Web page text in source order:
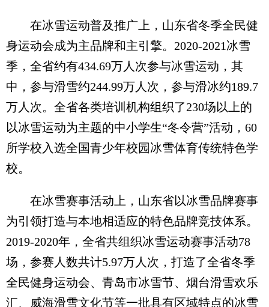
在冰雪运动普及推广上，山东省冬季全民健
身运动会成为主品牌和主引擎。2020-2021冰雪
季，全省约有434.69万人次参与冰雪运动，其
中，参与滑雪约244.99万人次，参与滑冰约189.7
万人次。全省各类培训机构组织了230场以上的
以冰雪运动为主题的中小学生“冬令营”活动，60
所学校入选全国青少年校园冰雪体育传统特色学
校。
在冰雪赛事活动上，山东省以冰雪品牌赛事
为引领打造与本地相适应的特色品牌竞技体系。
2019-2020年，全省共组织冰雪运动赛事活动78
场，参赛人数共计5.97万人次，打造了全省冬季
全民健身运动会、青岛市冰雪节、烟台滑雪欢乐
汇、威海滑雪文化节等一批具有区域特点的冰雪